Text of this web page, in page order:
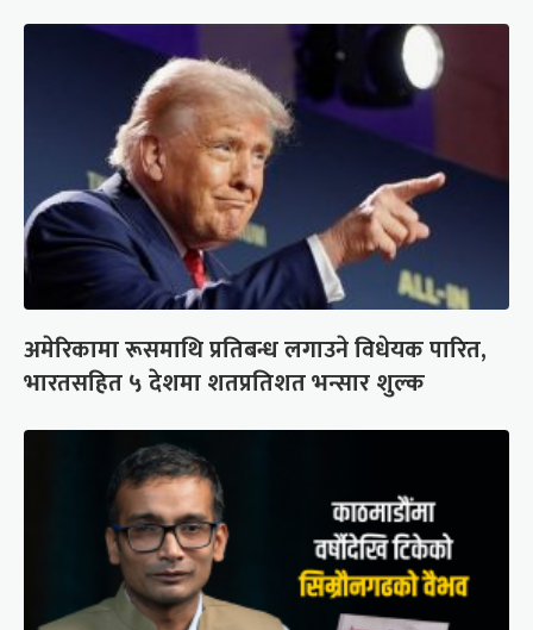
अमेरिकामा रूसमाथि प्रतिबन्ध लगाउने विधेयक पारित,
भारतसहित ५ देशमा शतप्रतिशत भन्सार शुल्क